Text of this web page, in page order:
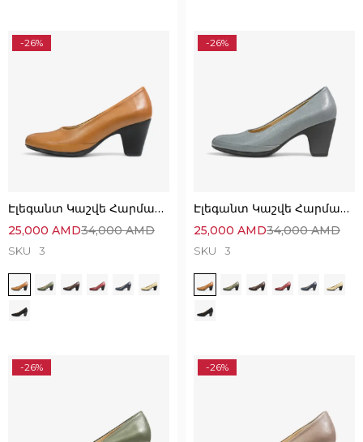
-26%
Էլեգանտ Կաշվե Հարմարավետ Կոշիկներ
34,000AMD
25,000 AMD
SKU 3
-26%
Էլեգանտ Կաշվե Հարմարավետ Կոշիկներ
34,000AMD
25,000 AMD
SKU 3
-26% -26%